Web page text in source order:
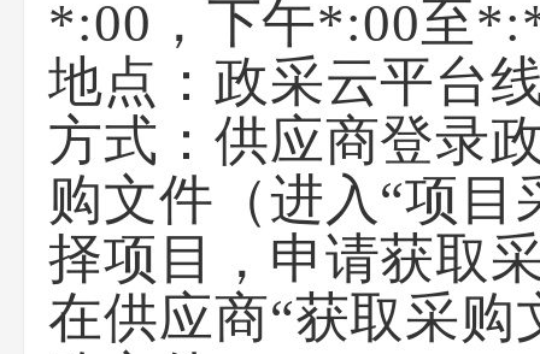
*:00 ，下午*:00至
地点： 政采云平台
方式： 供应商登录
购文件（进入“项
择项目，申请获取
在供应商“获取采